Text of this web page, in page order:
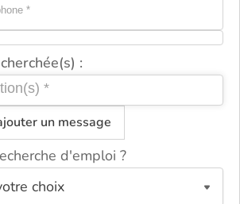
:
un message
d'emploi ?
ou